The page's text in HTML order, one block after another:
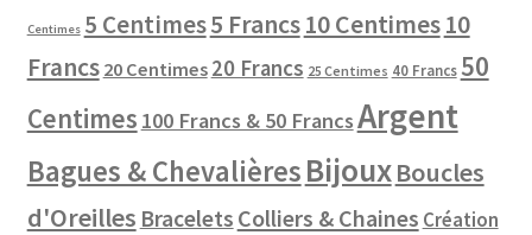
Centimes 5 Centimes5 Francs10 Centimes10
Francs 20 Centimes 20 Francs 25 Centimes 40 Francs 50
Centimes 100 Francs & 50 FrancsArgent
Bagues & ChevalièresBijouxBoucles
d'Oreilles Bracelets Colliers & Chaines Création